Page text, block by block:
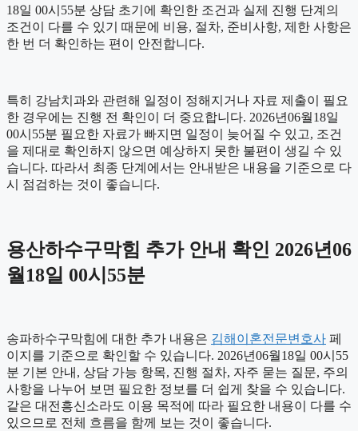
18일 00시55분 상담 초기에 확인한 조건과 실제 진행 단계의
조건이 다를 수 있기 때문에 비용, 절차, 준비사항, 제한 사항은
한 번 더 확인하는 편이 안전합니다.
특히 강남치과와 관련해 일정이 정해지거나 자료 제출이 필요
한 경우에는 진행 전 확인이 더 중요합니다. 2026년06월18일
00시55분 필요한 자료가 빠지면 일정이 늦어질 수 있고, 조건
을 제대로 확인하지 않으면 예상하지 못한 불편이 생길 수 있
습니다. 따라서 최종 단계에서는 안내받은 내용을 기준으로 다
시 점검하는 것이 좋습니다.
용산하수구막힘 추가 안내 확인 2026년06
월18일 00시55분
송파하수구막힘에 대한 추가 내용은 김해이혼전문변호사 페
이지를 기준으로 확인할 수 있습니다. 2026년06월18일 00시55
분 기본 안내, 상담 가능 항목, 진행 절차, 자주 묻는 질문, 주의
사항을 나누어 보면 필요한 정보를 더 쉽게 찾을 수 있습니다.
같은 대전흥신소라도 이용 목적에 따라 필요한 내용이 다를 수
있으므로 전체 흐름을 함께 보는 것이 좋습니다.